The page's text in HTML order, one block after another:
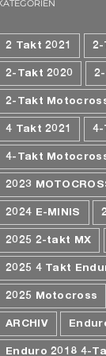
2 Takt 2021 2-
2-Takt 2020
2-Takt
4 Takt 2021 4-
4-Takt
2023
2024 E-MINIS
2025 2-takt MX
2025 4 Takt
2025 Motocross
ARCHIV
Enduro 2018 4-